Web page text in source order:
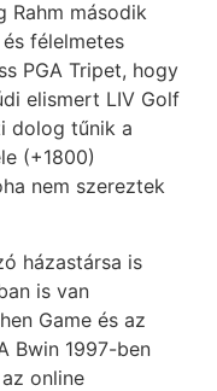
Rahm második
félelmetes
PGA Tripet, hogy
elismert LIV Golf
dolog tűnik a
(+1800)
nem szereztek
házastársa is
is van
Game és az
Bwin 1997-ben
online